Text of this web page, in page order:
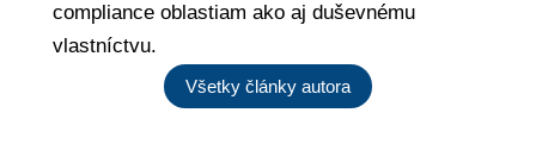
compliance oblastiam ako aj duševnému
vlastníctvu.
Všetky články autora